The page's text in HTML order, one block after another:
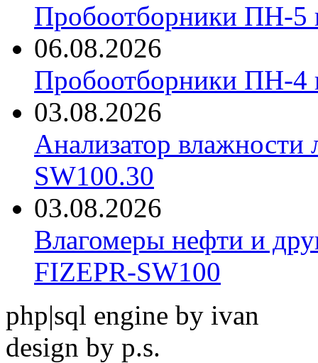
Пробоотборники ПН-
06.08.2026
Пробоотборники ПН-
03.08.2026
Анализатор
SW100.30
03.08.2026
Влагомеры нефти и
FIZEPR-SW100
php|sql engine by ivan
design by p.s.